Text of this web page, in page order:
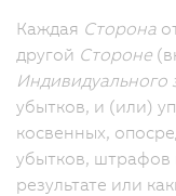
Каждая Сторона
другой Стороне
Индивидуального
убытков, и (или)
косвенных,
убытков, штрафов
результате или